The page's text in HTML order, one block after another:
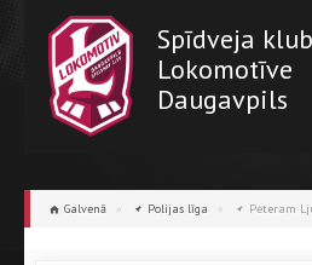
Spīdveja
Lokomotīve
Daugavpils
Galvenā » Polijas līga » Peteram